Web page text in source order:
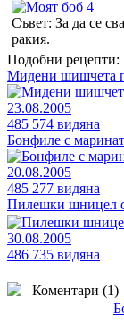
Съвет: За да се
ракия.
Подобни рецепти:
Мидени шишчета
23.08.2005
485 574 видяна
Бонфиле с
20.08.2005
485 277 видяна
Пилешки шницел с
30.08.2005
486 735 видяна
Коментари (1)